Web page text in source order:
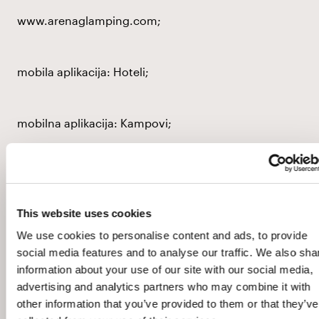
This website uses cookies
We use cookies to personalise content and ads, to provide
social media features and to analyse our traffic. We also
information about your use of our site with our social media,
advertising and analytics partners who may combine it with
other information that you’ve provided to them or that they’ve
www.arenaglamping.com;
mobila aplikacija: Hoteli;
mobilna aplikacija: Kampovi;
tehnologije o kojima biste trebali imati saznanja,
molimo da posjetite stranicu našePolitike
kolačićakako biste dobili informacije o korištenju
ovih tehnologija. Možemo koristiti kontaktne,
identifikacijske pojedinosti i pojedinosti o plaćanju